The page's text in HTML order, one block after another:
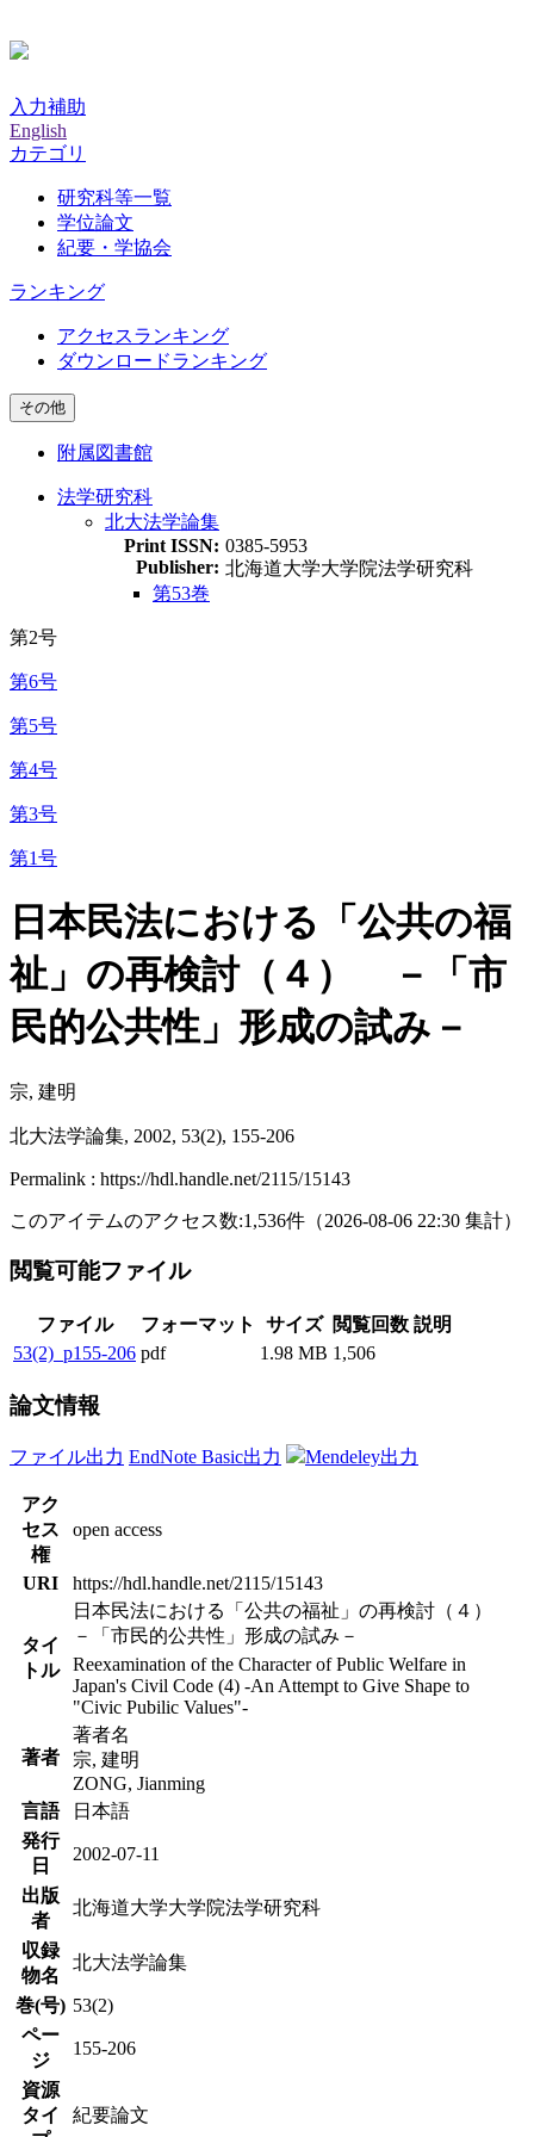
入力補助
English
カテゴリ
研究科等一覧
学位論文
紀要・学協会
ランキング
アクセスランキング
ダウンロードランキング
その他
附属図書館
法学研究科
北大法学論集
Print ISSN: 0385-5953
Publisher: 北海道大学大学院法学研究科
第53巻
第2号
第6号
第5号
第4号
第3号
第1号
日本民法における「公共の福
祉」の再検討（４） －「市
民的公共性」形成の試み－
宗, 建明
北大法学論集, 2002, 53(2), 155-206
Permalink : https://hdl.handle.net/2115/15143
このアイテムのアクセス数:1,536件 （2026-08-06 22:30 集計）
閲覧可能ファイル
ファイル フォーマット サイズ 閲覧回数 説明
53(2)_p155-206 pdf 1.98 MB 1,506
論文情報
ファイル出力 EndNote Basic出力 Mendeley出力
アク
セス
権
open access
URI https://hdl.handle.net/2115/15143
タイ
トル
日本民法における「公共の福祉」の再検討（４）
－「市民的公共性」形成の試み－
Reexamination of the Character of Public Welfare in
Japan's Civil Code (4) -An Attempt to Give Shape to
"Civic Pubilic Values"-
著者
著者名
宗, 建明
ZONG, Jianming
言語
日本語
発行
日
2002-07-11
出版
者
北海道大学大学院法学研究科
収録
物名
北大法学論集
巻(号) 53(2)
ペー
ジ
155-206
資源
タイ
紀要論文